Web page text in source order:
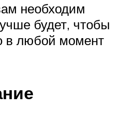
необходим
будет, чтобы
в любой момент